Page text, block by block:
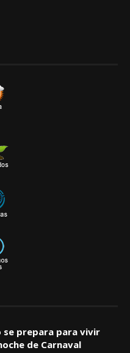
se prepara para vivir
de Carnaval